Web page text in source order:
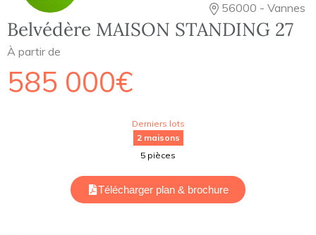
56000 - Vannes
Belvédère MAISON STANDING 27
À partir de
585 000€
Derniers lots
2 maisons
5 pièces
Télécharger plan & brochure